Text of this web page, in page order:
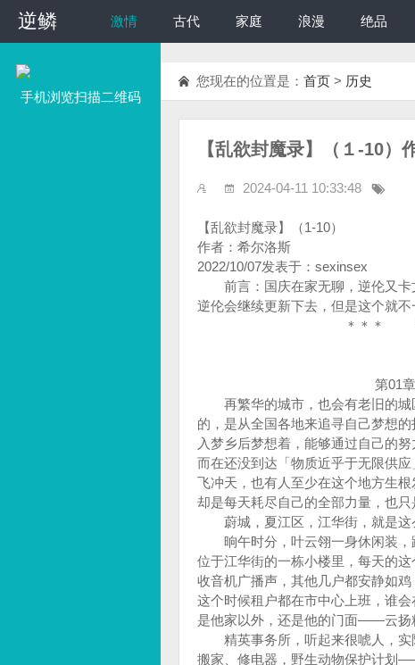
逆鳞
逆鳞 激情 古代 家庭 浪漫 绝品
手机浏览扫描二维码
您现在的位置是： 首页 > 历史
【乱欲封魔录】（１-10）
2024-04-11 10:33:48
【乱欲封魔录】（1-10）
作者：希尔洛斯
2022/10/07发表于：sexinsex
前言：国庆在家无聊，逆伦又卡
逆伦会继续更新下去，但是这个就不
＊＊＊ ＊＊＊
第01章：美
再繁华的城市，也会有老旧的城
的，是从全国各地来追寻自己梦想
入梦乡后梦想着，能够通过自己的
而在还没到达「物质近乎于无限供
飞冲天，也有人至少在这个地方生
却是每天耗尽自己的全部力量，也只
蔚城，夏江区，江华街，就是这
晌午时分，叶云翎一身休闲装，
位于江华街的一栋小楼里，每天的
收音机广播声，其他几户都安静如
这个时候租户都在市中心上班，谁
是他家以外，还是他的门面——云扬
精英事务所，听起来很唬人，实
搬家、修电器，野生动物保护计划